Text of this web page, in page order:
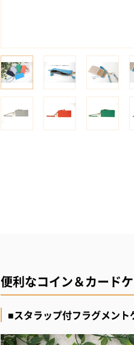
便利なコイン＆カード
■スタラップ付フラグメント